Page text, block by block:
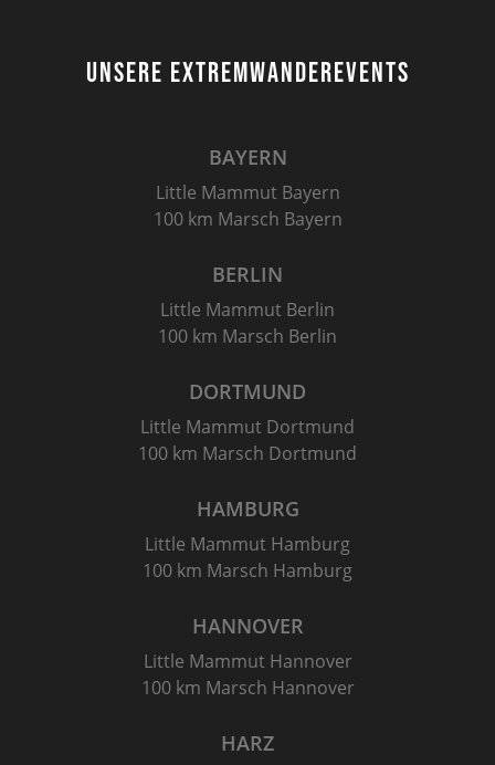
UNSERE EXTREMWANDEREVENTS
BAYERN
Little Mammut Bayern
100 km Marsch Bayern
BERLIN
Little Mammut Berlin
100 km Marsch Berlin
DORTMUND
Little Mammut Dortmund
100 km Marsch Dortmund
HAMBURG
Little Mammut Hamburg
100 km Marsch Hamburg
HANNOVER
Little Mammut Hannover
100 km Marsch Hannover
HARZ